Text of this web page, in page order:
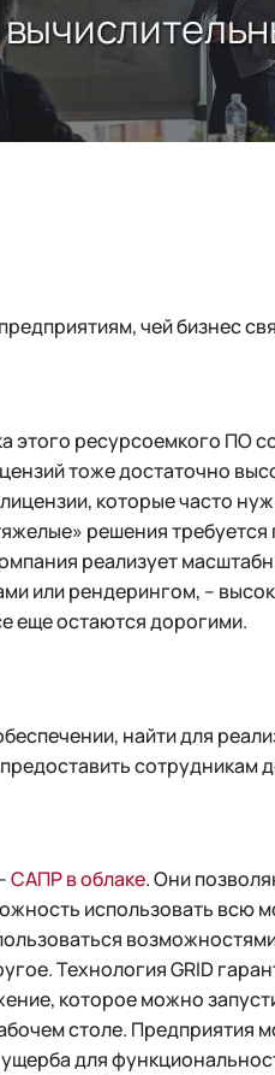
чей бизнес
ресурсоемкого ПО
тоже достаточно
которые часто
решения
реализует
или рендерингом, –
еще остаются дорогими.
найти для
сотрудникам
САПР в облаке. Они
использовать всю
Технология GRID
которое можно
столе. Предприятия
для